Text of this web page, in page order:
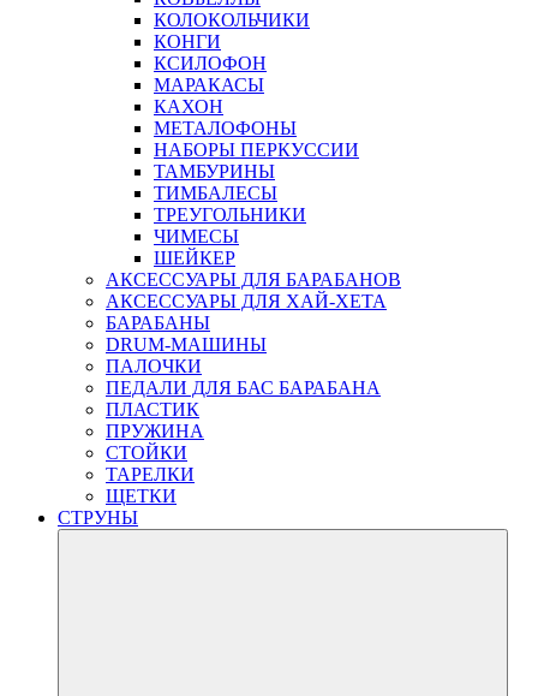
КОЛОКОЛЬЧИКИ
КОНГИ
КСИЛОФОН
МАРАКАСЫ
КАХОН
МЕТАЛОФОНЫ
НАБОРЫ ПЕРКУССИИ
ТАМБУРИНЫ
ТИМБАЛЕСЫ
ТРЕУГОЛЬНИКИ
ЧИМЕСЫ
ШЕЙКЕР
АКСЕССУАРЫ ДЛЯ БАРАБАНОВ
АКСЕССУАРЫ ДЛЯ ХАЙ-ХЕТА
БАРАБАНЫ
DRUM-МАШИНЫ
ПАЛОЧКИ
ПЕДАЛИ ДЛЯ БАС БАРАБАНА
ПЛАСТИК
ПРУЖИНА
СТОЙКИ
ТАРЕЛКИ
ЩЕТКИ
СТРУНЫ